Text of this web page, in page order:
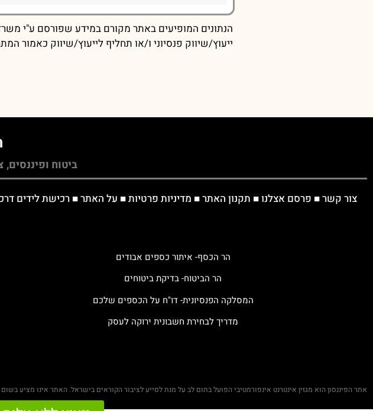
הנתונים המופיעים באתר מקורם במידע שפורסם ע"י
ייעוץ/שיווק פנסיוני ו/או תחליף לייעוץ/שיווק כאמור
ביטוח
צור קשר■ פרסם אצלנו■ תקנון האתר■ מדיניות פרטיות■ על האתר■רכישת לידים
הר הכסף- איתור כספים אבודים
הר הביטוח- בדיקת ביטוחים
המסלקה הפנסיונית- דו"ח על הכספים שלכם
מדריך לבחירת חשבונית ירוקה לעסק
אתר הפיננסון הוא מגזין אינטרנט אינפורמטיבי הפועל בתום לב על מנת לסייע לציבור הקוראים בישראל. האתר אינו מציע